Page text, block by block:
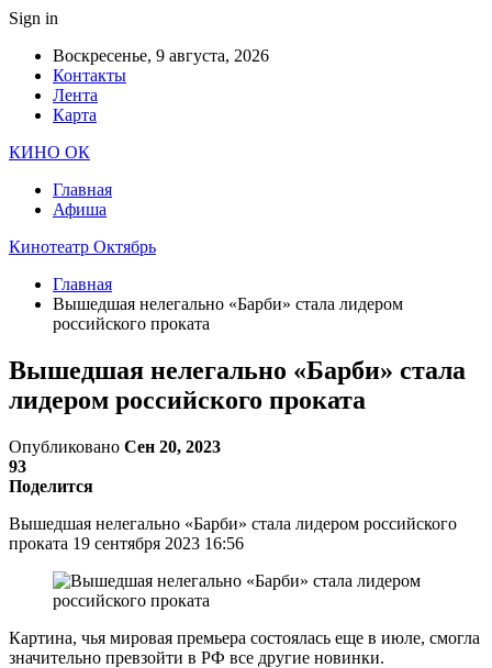
Sign in
Воскресенье, 9 августа, 2026
Контакты
Лента
Карта
КИНО ОК
Главная
Афиша
Кинотеатр Октябрь
Главная
Вышедшая нелегально «Барби» стала лидером
российского проката
Вышедшая нелегально «Барби» стала
лидером российского проката
Опубликовано Сен 20, 2023
93
Поделится
Вышедшая нелегально «Барби» стала лидером российского
проката 19 сентября 2023 16:56
Картина, чья мировая премьера состоялась еще в июле, смогла
значительно превзойти в РФ все другие новинки.